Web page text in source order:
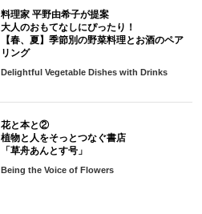
料理家 平野由希子が提案
大人のおもてなしにぴったり！
【春、夏】季節別の野菜料理とお酒のペア
リング
Delightful Vegetable Dishes with Drinks
花と本と②
植物と人をそっとつなぐ書店
「草舟あんとす号」
Being the Voice of Flowers